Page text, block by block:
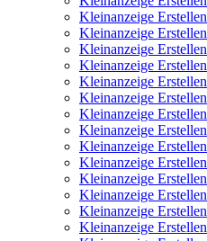
Kleinanzeige Erstellen
Kleinanzeige Erstellen
Kleinanzeige Erstellen
Kleinanzeige Erstellen
Kleinanzeige Erstellen
Kleinanzeige Erstellen
Kleinanzeige Erstellen
Kleinanzeige Erstellen
Kleinanzeige Erstellen
Kleinanzeige Erstellen
Kleinanzeige Erstellen
Kleinanzeige Erstellen
Kleinanzeige Erstellen
Kleinanzeige Erstellen